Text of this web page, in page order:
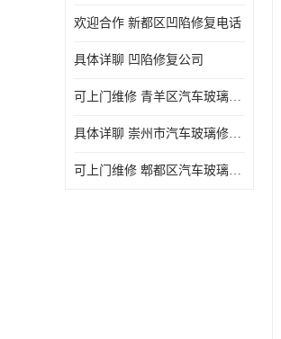
欢迎合作 新都区凹陷修复电话
具体详聊 凹陷修复公司
可上门维修 青羊区汽车玻璃修补公司
具体详聊 崇州市汽车玻璃修补厂家
可上门维修 郫都区汽车玻璃修补电话